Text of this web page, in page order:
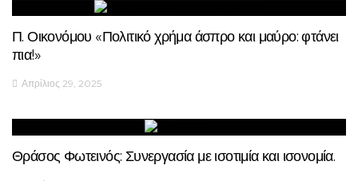
Π. Οικονόμου «Πολιτικό χρήμα άσπρο και μαύρο: φτάνει
πια!»
Απρίλιος 29, 2025
Θράσος Φωτεινός: Συνεργασία με ισοτιμία και ισονομία.